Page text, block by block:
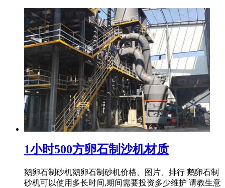
1小时500方卵石制沙机材质
鹅卵石制砂机鹅卵石制砂机价格、图片、排行 鹅卵石制
砂机可以使用多长时间,期间需要投资多少维护 请教生意